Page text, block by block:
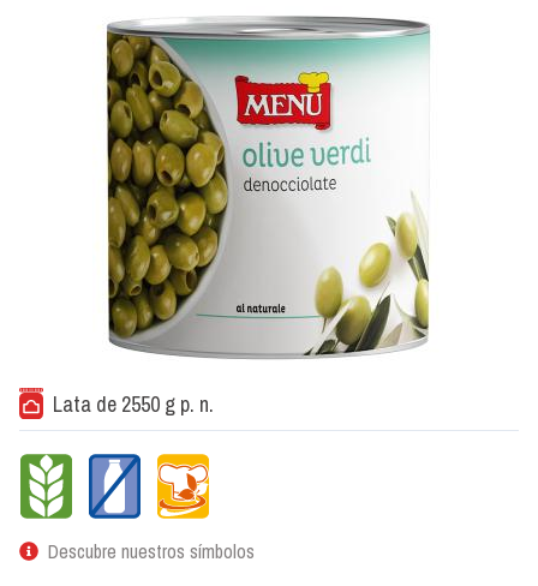
Lata de 2550 g p. n.
Descubre nuestros símbolos